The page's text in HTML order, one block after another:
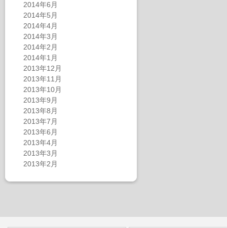
2014年6月
2014年5月
2014年4月
2014年3月
2014年2月
2014年1月
2013年12月
2013年11月
2013年10月
2013年9月
2013年8月
2013年7月
2013年6月
2013年4月
2013年3月
2013年2月